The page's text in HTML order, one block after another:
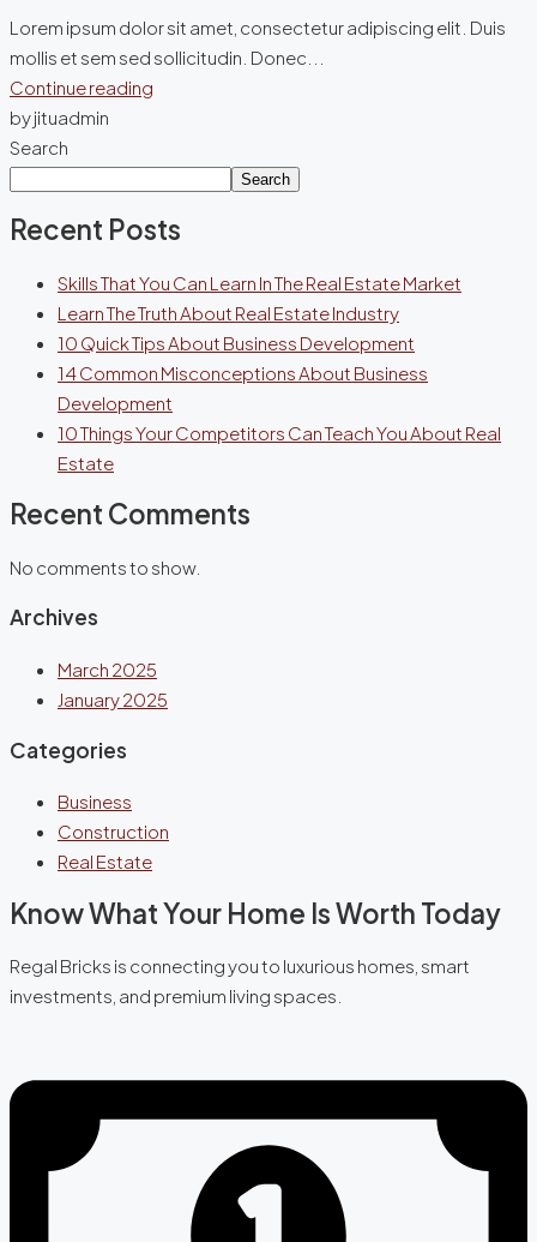
Lorem ipsum dolor sit amet, consectetur adipiscing elit. Duis
mollis et sem sed sollicitudin. Donec...
Continue reading
by jituadmin
Search
Search
Recent Posts
Skills That You Can Learn In The Real Estate Market
Learn The Truth About Real Estate Industry
10 Quick Tips About Business Development
14 Common Misconceptions About Business
Development
10 Things Your Competitors Can Teach You About Real
Estate
Recent Comments
No comments to show.
Archives
March 2025
January 2025
Categories
Business
Construction
Real Estate
Know What Your Home Is Worth Today
Regal Bricks is connecting you to luxurious homes, smart
investments, and premium living spaces.